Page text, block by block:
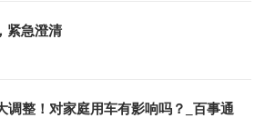
紧急澄清
调整！对家庭用车有影响吗？_百事通